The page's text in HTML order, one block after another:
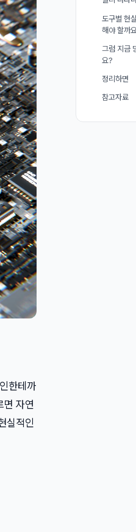
한테까
면 자연
실적인
도구별 현
해야 할까
그럼 지금
요?
정리하면
참고자료